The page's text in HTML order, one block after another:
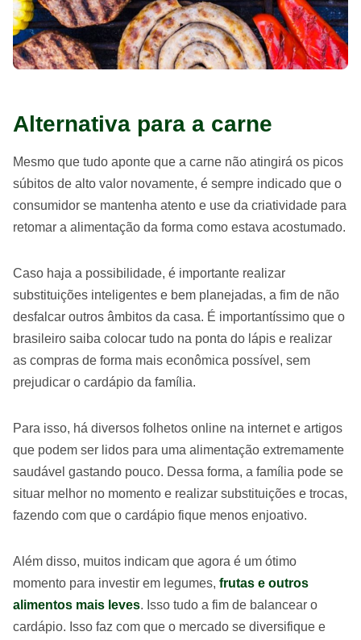
Alternativa para a carne
Mesmo que tudo aponte que a carne não atingirá os picos
súbitos de alto valor novamente, é sempre indicado que o
consumidor se mantenha atento e use da criatividade para
retomar a alimentação da forma como estava acostumado.
Caso haja a possibilidade, é importante realizar
substituições inteligentes e bem planejadas, a fim de não
desfalcar outros âmbitos da casa. É importantíssimo que o
brasileiro saiba colocar tudo na ponta do lápis e realizar
as compras de forma mais econômica possível, sem
prejudicar o cardápio da família.
Para isso, há diversos folhetos online na internet e artigos
que podem ser lidos para uma alimentação extremamente
saudável gastando pouco. Dessa forma, a família pode se
situar melhor no momento e realizar substituições e trocas,
fazendo com que o cardápio fique menos enjoativo.
Além disso, muitos indicam que agora é um ótimo
momento para investir em legumes, frutas e outros
alimentos mais leves. Isso tudo a fim de balancear o
cardápio. Isso faz com que o mercado se diversifique e